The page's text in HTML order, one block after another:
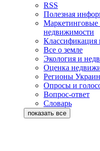
RSS
Полезная
Маркетинговые
недвижимости
Классификация
Все о земле
Экология и
Оценка
Регионы
Опросы и
Вопрос-ответ
Словарь